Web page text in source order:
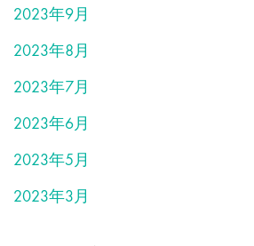
2023年9月
2023年8月
2023年7月
2023年6月
2023年5月
2023年3月